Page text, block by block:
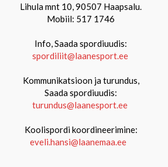
Lihula mnt 10, 90507 Haapsalu.
Mobiil: 517 1746
Info, Saada spordiuudis:
spordiliit@laanesport.ee
Kommunikatsioon ja turundus,
Saada spordiuudis:
turundus@laanesport.ee
Koolispordi koordineerimine:
eveli.hansi@laanemaa.ee